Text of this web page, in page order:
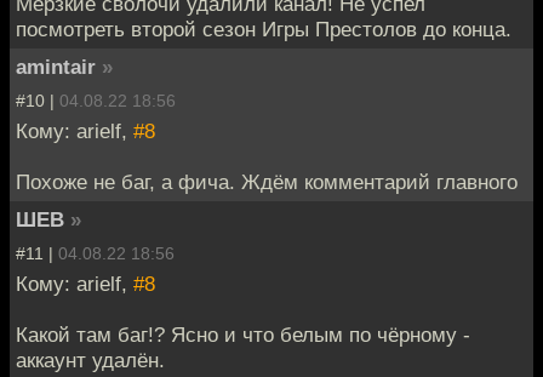
посмотреть второй сезон Игры Престолов до конца.
amintair »
#10 | 04.08.22 18:56
Кому: arielf, #8
Похоже не баг, а фича. Ждём комментарий главного
ШЕВ »
#11 | 04.08.22 18:56
Кому: arielf, #8
Какой там баг!? Ясно и что белым по чëрному -
аккаунт удалëн.